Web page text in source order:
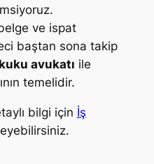
ve ispat
baştan sona takip
avukatı ile
temelidir.
bilgi için İş